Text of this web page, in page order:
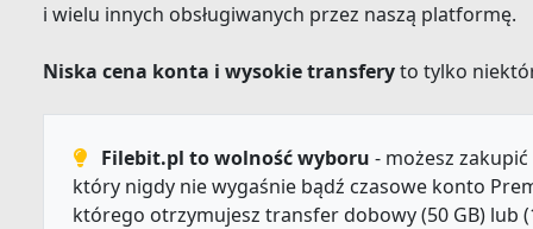
i wielu innych obsługiwanych przez naszą platformę.
Niska cena konta i wysokie transferyto tylko
Filebit.pl to wolność wyboru - możesz
który nigdy nie wygaśnie bądź czasowe konto
którego otrzymujesz transfer dobowy (50 GB) lub